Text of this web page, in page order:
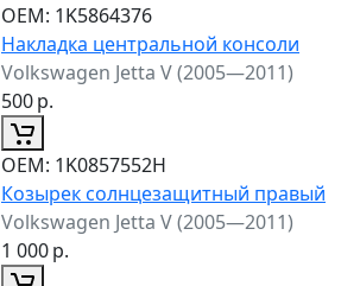
ОЕМ: 1K5864376
Накладка центральной консоли
Volkswagen Jetta V (2005—2011)
500р.
ОЕМ: 1K0857552H
Козырек солнцезащитный правый
Volkswagen Jetta V (2005—2011)
1 000р.